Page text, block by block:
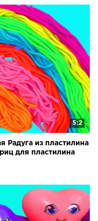
5:2
Радуга из пластилина
для пластилина